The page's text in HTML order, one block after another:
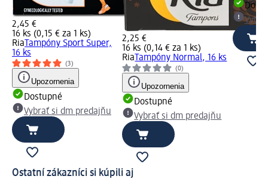
2,45 €
16 ks (0,15 € za 1 ks)
Ria Tampóny Sport Super,
16 ks
(3)
Upozornenia
Dostupné
Vybrať si dm predajňu
2,25 €
16 ks (0,14 € za 1 ks)
Ria Tampóny Normal, 16 ks
(0)
Upozornenia
Dostupné
Vybrať si dm predajňu
Ostatní zákazníci si kúpili aj